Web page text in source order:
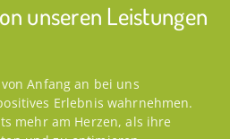
unseren Leistungen
Anfang an bei uns
Erlebnis wahrnehmen.
mehr am Herzen, als ihre